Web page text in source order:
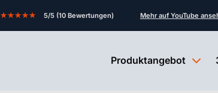
★★★★★ 5/5 (10 Bewertungen) Mehr auf YouTube
Produktangebot